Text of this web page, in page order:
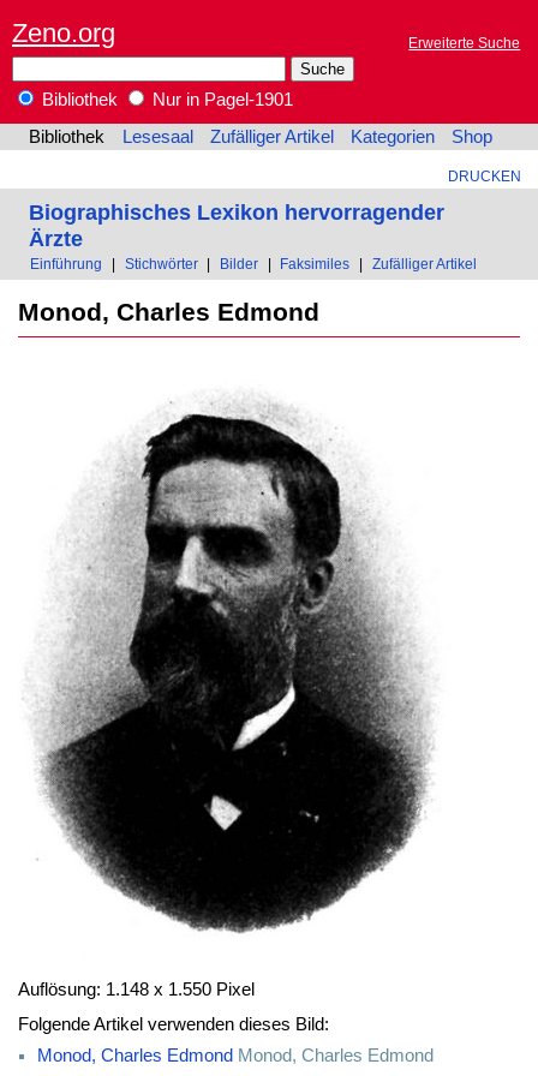
Zeno.org Erweiterte Suche
Bibliothek
Nur in Pagel-1901
Bibliothek
Lesesaal Zufälliger Artikel Kategorien Shop
DRUCKEN
Biographisches Lexikon hervorragender
Ärzte
Einführung Stichwörter Bilder Faksimiles Zufälliger Artikel
Monod, Charles Edmond
Auflösung: 1.148 x 1.550 Pixel
Folgende Artikel verwenden dieses Bild:
Monod, Charles Edmond Monod, Charles Edmond